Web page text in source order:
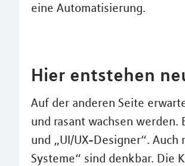
eine Automatisierung.
Hier entstehen
Auf der anderen Seite
und rasant wachsen
und „UI/UX-Designer“.
Systeme“ sind denkbar. Die